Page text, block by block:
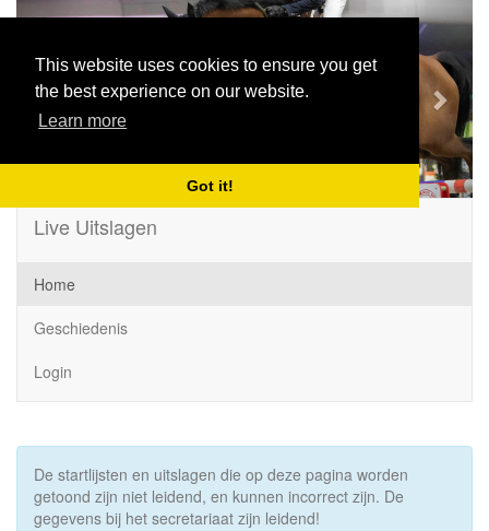
This website uses cookies to ensure you get
the best experience on our website.
Learn more
Got it!
Previous Next
Live Uitslagen
Home
Geschiedenis
Login
De startlijsten en uitslagen die op deze pagina worden
getoond zijn niet leidend, en kunnen incorrect zijn. De
gegevens bij het secretariaat zijn leidend!